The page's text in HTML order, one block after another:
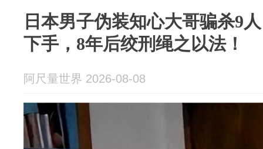
日本男子伪装知心大哥骗杀9
下手，8年后绞刑绳之以法！
阿尺量世界 2026-08-08